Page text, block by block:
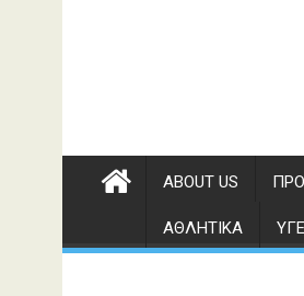
ABOUT US
ΑΘΛΗΤΙΚΆ